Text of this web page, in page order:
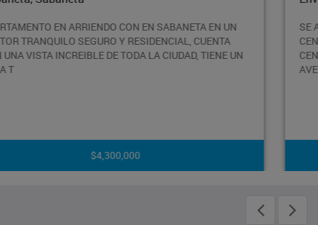
SE ARRIENDA APARTAMENTO PISO 15° EN UN SECTOR
CENTRAL Y CONCURRIDO DE ENVIGADO, CERCA AL
CENTRO COMERCIAL VIVA, LA AVENIDA REGIONAL Y